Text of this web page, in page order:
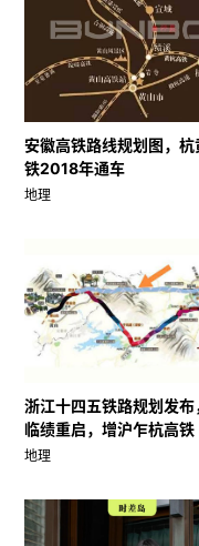
安徽高铁路线规划图，杭
铁2018年通车
地理
浙江十四五铁路规划发布
临绩重启，增沪乍杭高铁
地理